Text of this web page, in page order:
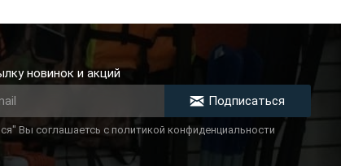
новинок и акций
Подписаться
Вы соглашаетсь с политикой конфиденциальности